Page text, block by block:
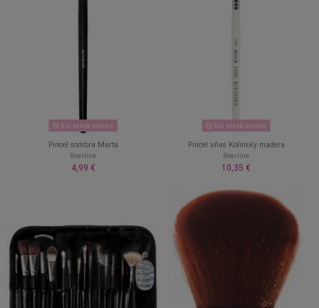
Sin stock online
Pincel sombra Marta
Boarline
4,99 €
Sin stock online
Pincel uñas Kolinsky madera
Boarline
10,35 €